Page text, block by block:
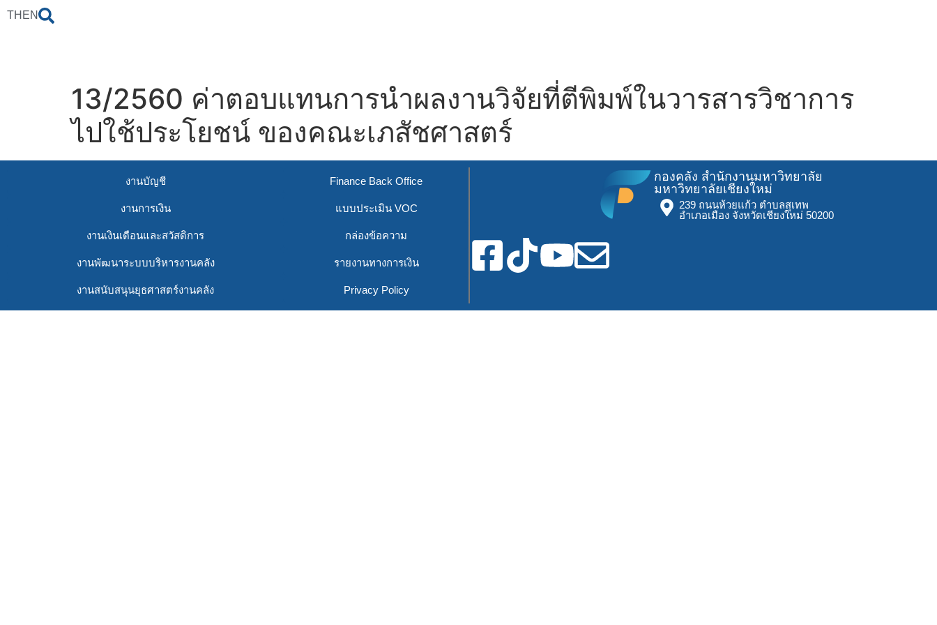
THEN
13/2560 ค่าตอบแทนการนำผลงานวิจัยที่ตีพิมพ์ในวารสารวิชาการ
ไปใช้ประโยชน์ ของคณะเภสัชศาสตร์
งานบัญชี
งานการเงิน
งานเงินเดือนและสวัสดิการ
งานพัฒนาระบบบริหารงานคลัง
งานสนับสนุนยุธศาสตร์งานคลัง
Finance Back Office
แบบประเมิน VOC
กล่องข้อความ
รายงานทางการเงิน
Privacy Policy
กองคลัง สำนักงานมหาวิทยาลัย
มหาวิทยาลัยเชียงใหม่
239 ถนนห้วยแก้ว ตำบลสุเทพ
อำเภอเมือง จังหวัดเชียงใหม่ 50200